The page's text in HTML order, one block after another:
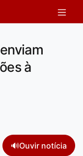
à
🔊Ouvir notícia